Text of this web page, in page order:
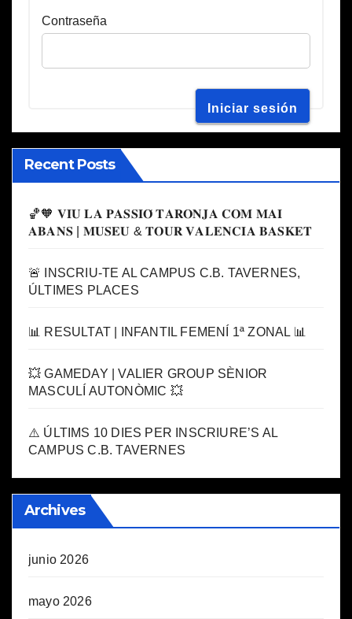
Contraseña
Recent Posts
🏀🧡 𝐕𝐈𝐔 𝐋𝐀 𝐏𝐀𝐒𝐒𝐈𝐎́ 𝐓𝐀𝐑𝐎𝐍𝐉𝐀 𝐂𝐎𝐌 𝐌𝐀𝐈
𝐀𝐁𝐀𝐍𝐒 | 𝐌𝐔𝐒𝐄𝐔 & 𝐓𝐎𝐔𝐑 𝐕𝐀𝐋𝐄𝐍𝐂𝐈𝐀 𝐁𝐀𝐒𝐊𝐄𝐓
🚨 INSCRIU-TE AL CAMPUS C.B. TAVERNES,
ÚLTIMES PLACES
📊 RESULTAT | INFANTIL FEMENÍ 1ª ZONAL 📊
💥 GAMEDAY | VALIER GROUP SÈNIOR
MASCULÍ AUTONÒMIC 💥
⚠️ ÚLTIMS 10 DIES PER INSCRIURE’S AL
CAMPUS C.B. TAVERNES
Archives
junio 2026
mayo 2026